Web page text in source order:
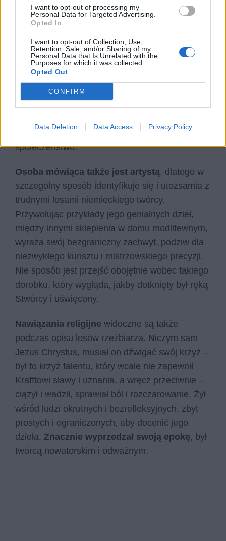
I want to opt-out of processing my
Personal Data for Targeted Advertising.
Opted In
I want to opt-out of Collection, Use,
Retention, Sale, and/or Sharing of my
Personal Data that Is Unrelated with the
Purposes for which it was collected.
Opted Out
CONFIRM
Data Deletion Data Access Privacy Policy
Kraffta nigdy nie zyskała należytego uznania.
Umarł on samotnie i w zapomnieniu, w sposób
przecież zapisać się na kartach historii jako
wielki geniusz. Osoba mówiąca jest tym
oburzona i rozżalona, nie potrafi pojąć, dlaczego
ludzie nie poznali się na jego niespotykanym
znacznie większą empatią niż ówczesne
społeczeństwo.
Osoba mówiąca także jest artystą, dlatego w
szczególny sposób identyfikuje się i utożsamia z
trudnymi losami niemieckiego twórcy.
Przywołując przykłady jego genialnych dzieł,
między innymi sklepienia w domu modlitewnym,
wyraża swój bezgraniczny zachwyt, podziw dla
niezwykłego kunsztu i mistrzowskiego precyzji.
Nie sposób jest przejść obojętnie wobec takiego
dorobku, który wygląda, jakby dotknięty był ręką
Stwórcy i uświęcony.
Nawiązania religijne widoczne są także
podczas opisu losów rzeźbiarza. Niczym sam
Jezus Chrystus, musiał on dźwigać swój krzyż –
był to krzyż talentu, który wcale nie zapewnił
Krafftowi sławy i uznania, a wręcz przeciwnie –
ciążył i wadził, sprawiał ból i rozczarowanie. Żył
wśród ludzi okrutnych i bezrefleksyjnych, zbyt
prostych i ograniczonych, aby docenić jego
dzieła. Znacznie wyprzedzał swoją epokę, był
twórcą nowatorskim i odważnym.